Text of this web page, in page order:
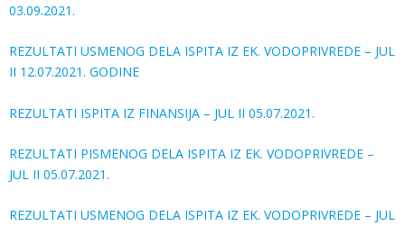
03.09.2021.
REZULTATI USMENOG DELA ISPITA IZ EK. VODOPRIVREDE – JUL
II 12.07.2021. GODINE
REZULTATI ISPITA IZ FINANSIJA – JUL II 05.07.2021.
REZULTATI PISMENOG DELA ISPITA IZ EK. VODOPRIVREDE –
JUL II 05.07.2021.
REZULTATI USMENOG DELA ISPITA IZ EK. VODOPRIVREDE – JUL